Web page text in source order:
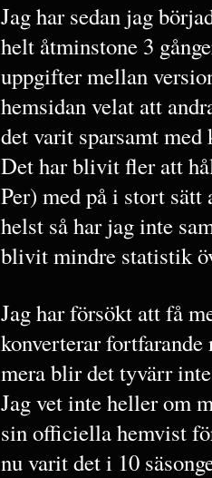
Jag har sedan jag
helt åtminstone 3
uppgifter mellan
hemsidan velat att
det varit sparsamt med
Det har blivit fler att
Per) med på i stort
helst så har jag inte
blivit mindre statistik
Jag har försökt att få
konverterar
mera blir det tyvärr
Jag vet inte heller om
sin officiella hemvist
nu varit det i 10